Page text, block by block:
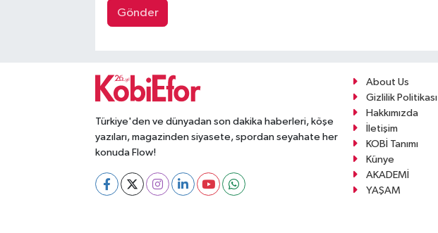
Gönder
Türkiye'den ve dünyadan son dakika haberleri, köşe
yazıları, magazinden siyasete, spordan seyahate her
konuda Flow!
About Us
Gizlilik Politikası
Hakkımızda
İletişim
KOBİ Tanımı
Künye
AKADEMİ
YAŞAM